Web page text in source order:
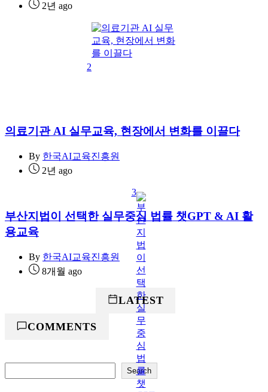
2년 ago
2
의료기관 AI 실무교육, 현장에서 변화를 이끌다
By 한국AI교육진흥원
2년 ago
3
부산지법이 선택한 실무중심 법률 챗GPT & AI 활
용교육
By 한국AI교육진흥원
8개월 ago
LATEST
COMMENTS
색
Search